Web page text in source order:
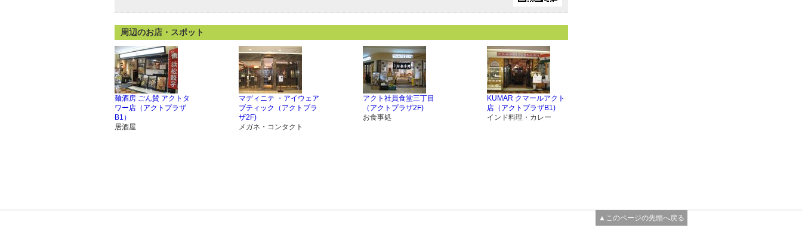
周辺のお店・スポット
麺酒房 ごん賛 アクトタ
ワー店（アクトプラザ
B1）
居酒屋
マディニテ ・アイウェア
ブティック（アクトプラ
ザ2F)
メガネ・コンタクト
アクト社員食堂三丁目
（アクトプラザ2F)
お食事処
KUMAR クマールアクト
店（アクトプラザB1)
インド料理・カレー
▲このページの先頭へ戻る